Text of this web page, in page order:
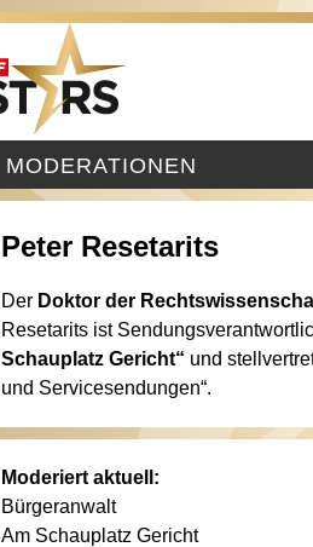
MODERATIONEN
Peter Resetarits
Der Doktor der
Resetarits ist
Schauplatz Gericht“ und
und Servicesendungen“.
Moderiert aktuell:
Bürgeranwalt
Am Schauplatz Gericht